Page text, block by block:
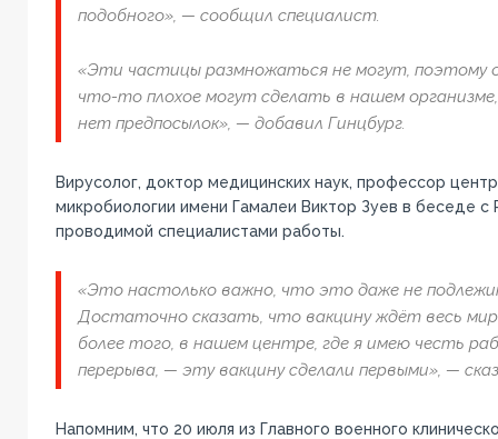
подобного», — сообщил специалист.
«Эти частицы размножаться не могут, поэтому
что-то плохое могут сделать в нашем
нет предпосылок», — добавил Гинцбург.
Вирусолог, доктор медицинских наук, профессор
микробиологии имени Гамалеи Виктор Зуев в беседе с
проводимой специалистами работы.
«Это настолько важно, что это даже не
Достаточно сказать, что вакцину ждёт весь
более того, в нашем центре, где я имею честь
перерыва, — эту вакцину сделали первыми», —
Напомним, что 20 июля из Главного военного